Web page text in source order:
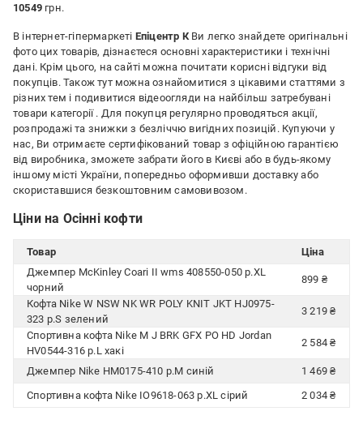
10549 грн.
В інтернет-гіпермаркеті Епіцентр КВи легко знайдете оригінальні
фото цих товарів, дізнаєтеся основні характеристики і технічні
дані. Крім цього, на сайті можна почитати корисні відгуки від
покупців. Також тут можна ознайомитися з цікавими статтями з
різних тем і подивитися відеоогляди на найбільш затребувані
товари категорії . Для покупця регулярно проводяться акції,
розпродажі та знижки з безліччю вигідних позицій. Купуючи у
нас, Ви отримаєте сертифікований товар з офіційною гарантією
від виробника, зможете забрати його в Києві або в будь-якому
іншому місті України, попередньо оформивши доставку або
скориставшися безкоштовним самовивозом.
Ціни на Осінні кофти
Товар
Ціна
Джемпер McKinley Coari II wms 408550-050 р.XL
чорний
899 ₴
Кофта Nike W NSW NK WR POLY KNIT JKT HJ0975-
323 р.S зелений
3 219 ₴
Спортивна кофта Nike M J BRK GFX PO HD Jordan
HV0544-316 р.L хакі
2 584 ₴
Джемпер Nike HM0175-410 р.M синій
1 469 ₴
Спортивна кофта Nike IO9618-063 р.XL сірий
2 034 ₴